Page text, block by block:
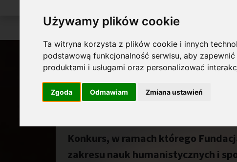
Używamy plików cookie
Ta witryna korzysta z plików cookie i innych
podstawową funkcjonalność serwisu,aby
produktami i usługami oraz personalizować
Zgoda Odmawiam Zmiana ustawień
Jesteś tutaj:
Programy MONOGRAFIE
Konkurs, w ramach którego
zakresu nauk humanistycznych i